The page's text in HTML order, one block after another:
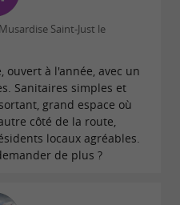
Saint-Just le
ouvert à l'année, avec un
Sanitaires simples et
grand espace où
côté de la route,
locaux agréables.
de plus ?